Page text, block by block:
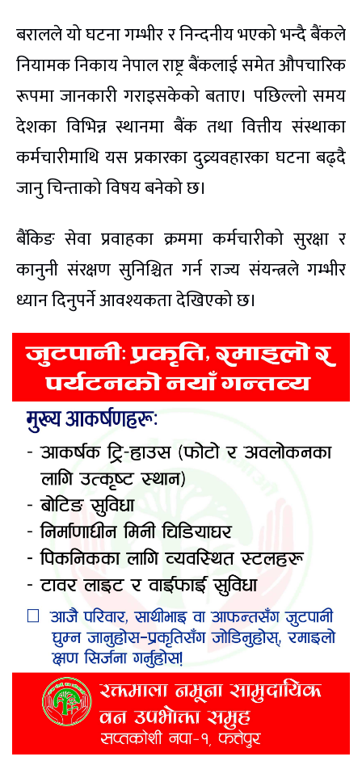
बरालले यो घटना गम्भीर र निन्दनीय भएको भन्दै बैंकले
नियामक निकाय नेपाल राष्ट्र बैंकलाई समेत औपचारिक
रूपमा जानकारी गराइसकेको बताए। पछिल्लो समय
देशका विभिन्न स्थानमा बैंक तथा वित्तीय संस्थाका
कर्मचारीमाथि यस प्रकारका दुव्र्यवहारका घटना बढ्दै
जानु चिन्ताको विषय बनेको छ।
बैंकिङ सेवा प्रवाहका क्रममा कर्मचारीको सुरक्षा र
कानुनी संरक्षण सुनिश्चित गर्न राज्य संयन्त्रले गम्भीर
ध्यान दिनुपर्ने आवश्यकता देखिएको छ।